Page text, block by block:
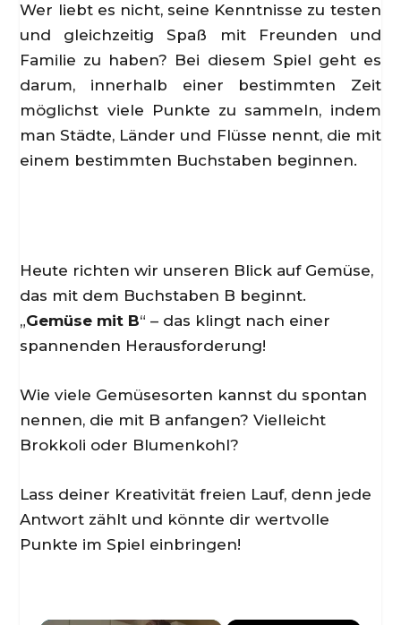
Wer liebt es nicht, seine Kenntnisse zu testen
und gleichzeitig Spaß mit Freunden und
Familie zu haben? Bei diesem Spiel geht es
darum, innerhalb einer bestimmten Zeit
möglichst viele Punkte zu sammeln, indem
man Städte, Länder und Flüsse nennt, die mit
einem bestimmten Buchstaben beginnen.
Heute richten wir unseren Blick auf Gemüse,
das mit dem Buchstaben B beginnt.
„Gemüse mit B“ – das klingt nach einer
spannenden Herausforderung!
Wie viele Gemüsesorten kannst du spontan
nennen, die mit B anfangen? Vielleicht
Brokkoli oder Blumenkohl?
Lass deiner Kreativität freien Lauf, denn jede
Antwort zählt und könnte dir wertvolle
Punkte im Spiel einbringen!